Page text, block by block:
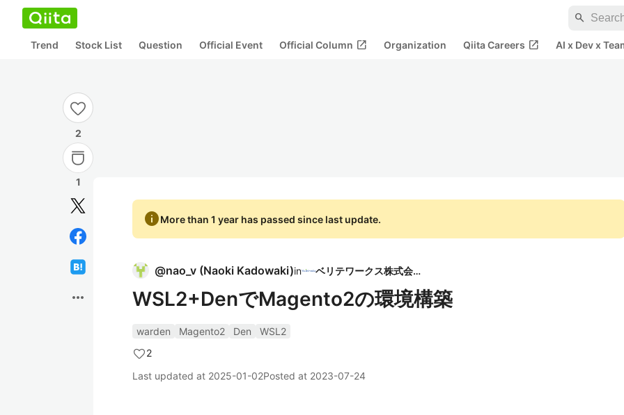
search
Trend Stock List Question Official Event Official Column open_in_new Organization Qiita Careers open_in_new AI x Dev x
2
1
more_horiz
infoMore than 1 year has passed since last update.
@nao_v (Naoki Kadowaki)in ベリテワークス株式会社
WSL2+DenでMagento2の環境構築
warden Magento2 Den
WSL2
2
Last updated at 2025-01-02Posted at 2023-07-24